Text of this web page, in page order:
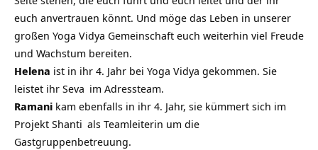
euch anvertrauen könnt. Und möge das Leben in unserer
großen Yoga Vidya Gemeinschaft euch weiterhin viel Freude
und Wachstum bereiten.
Helena ist in ihr 4. Jahr bei Yoga Vidya gekommen. Sie
leistet ihr Seva im Adressteam.
Ramani kam ebenfalls in ihr 4. Jahr, sie kümmert sich im
Projekt Shanti als Teamleiterin um die
Gastgruppenbetreuung.